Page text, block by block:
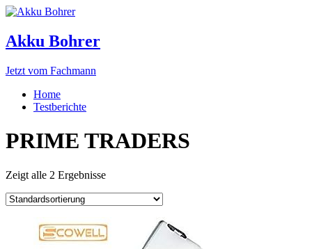
Akku Bohrer
Jetzt vom Fachmann
Home
Testberichte
PRIME TRADERS
Zeigt alle 2 Ergebnisse